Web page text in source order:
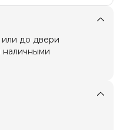
или до двери